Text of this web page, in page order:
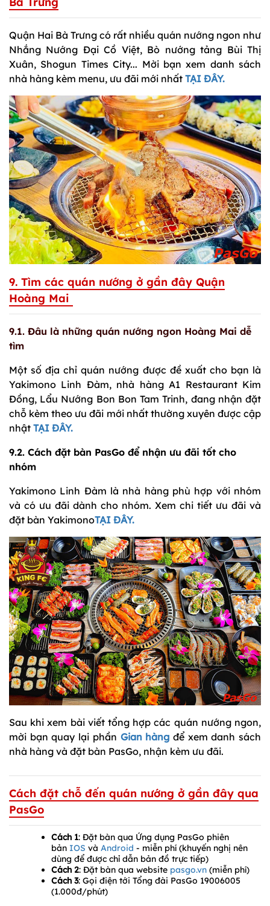
Quận Hai Bà Trưng có rất nhiều quán nướng ngon như
Nhắng Nướng Đại Cồ Việt, Bò nướng tảng Bùi Thị
Xuân, Shogun Times City... Mời bạn xem danh sách
nhà hàng kèm menu, ưu đãi mới nhất TẠI ĐÂY.
9. Tìm các quán nướng ở gần đây Quận
Hoàng Mai
9.1. Đâu là những quán nướng ngon Hoàng Mai dễ
tìm
Một số địa chỉ quán nướng được đề xuất cho bạn là
Yakimono Linh Đàm, nhà hàng A1 Restaurant Kim
Đồng, Lẩu Nướng Bon Bon Tam Trinh, đang nhận đặt
chỗ kèm theo ưu đãi mới nhất thường xuyên được cập
nhật TẠI ĐÂY.
9.2. Cách đặt bàn PasGo để nhận ưu đãi tốt cho
nhóm
Yakimono Linh Đàm là nhà hàng phù hợp với nhóm
và có ưu đãi dành cho nhóm. Xem chi tiết ưu đãi và
đặt bàn YakimonoTẠI ĐÂY.
Sau khi xem bài viết tổng hợp các quán nướng ngon,
mời bạn quay lại phần Gian hàng để xem danh sách
nhà hàng và đặt bàn PasGo, nhận kèm ưu đãi.
Cách đặt chỗ đến quán nướng ở gần đây qua
PasGo
Cách 1: Đặt bàn qua Ứng dụng PasGo phiên
bản IOS và Android - miễn phí (khuyến nghị nên
dùng để được chỉ dẫn bản đồ trực tiếp)
Cách 2: Đặt bàn qua website pasgo.vn (miễn phí)
Cách 3: Gọi điện tới Tổng đài PasGo 19006005
(1.000đ/phút)